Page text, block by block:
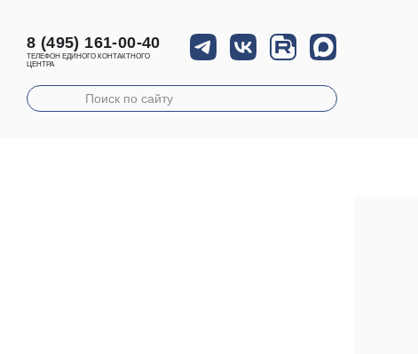
8 (495) 161-00-40
ТЕЛЕФОН ЕДИНОГО КОНТАКТНОГО
ЦЕНТРА